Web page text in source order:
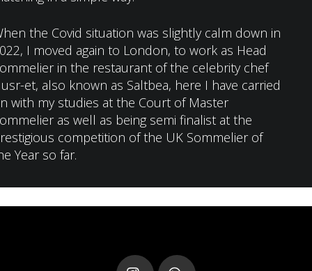
the Covid situation was slightly calm down in
I moved again to London, to work as Head
in the restaurant of the celebrity chef
et, also known as Saltbea, here I have carried
with my studies at the Court of Master
as well as being semi finalist at the
competition of the UK Sommelier of
Year so far.